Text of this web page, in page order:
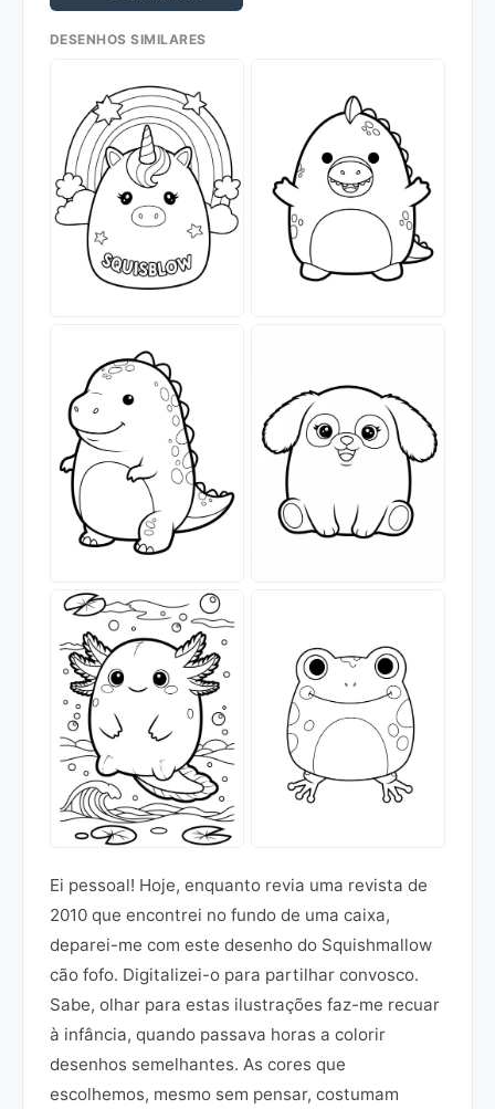
DESENHOS SIMILARES
Ei pessoal! Hoje, enquanto revia uma revista de
2010 que encontrei no fundo de uma caixa,
deparei-me com este desenho do Squishmallow
cão fofo. Digitalizei-o para partilhar convosco.
Sabe, olhar para estas ilustrações faz-me recuar
à infância, quando passava horas a colorir
desenhos semelhantes. As cores que
escolhemos, mesmo sem pensar, costumam